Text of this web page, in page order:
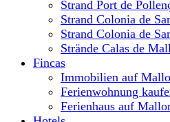
Strand Port de
Strand Colonia de
Strand Colonia de
Strände Calas de
Fincas
Immobilien auf
Ferienwohnung
Ferienhaus auf